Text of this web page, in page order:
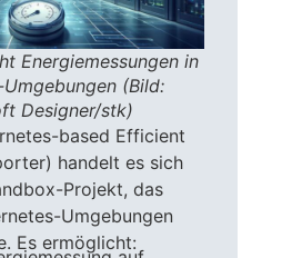
Energiemessungen in
(Bild:
Designer/stk)
based Efficient
handelt es sich
Projekt, das
Umgebungen
Es ermöglicht: